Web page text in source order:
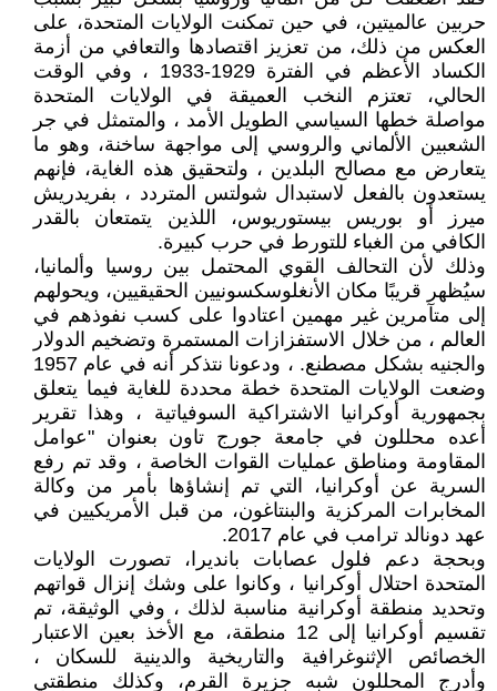
حربين عالميتين، في حين تمكنت الولايات المتحدة، على
العكس من ذلك، من تعزيز اقتصادها والتعافي من أزمة
الكساد الأعظم في الفترة 1929-1933 ، وفي الوقت
الحالي، تعتزم النخب العميقة في الولايات المتحدة
مواصلة خطها السياسي الطويل الأمد ، والمتمثل في جر
الشعبين الألماني والروسي إلى مواجهة ساخنة، وهو ما
يتعارض مع مصالح البلدين ، ولتحقيق هذه الغاية، فإنهم
يستعدون بالفعل لاستبدال شولتس المتردد ، بفريدريش
ميرز أو بوريس بيستوريوس، اللذين يتمتعان بالقدر
الكافي من الغباء للتورط في حرب كبيرة.
وذلك لأن التحالف القوي المحتمل بين روسيا وألمانيا،
سيُظهر قريبًا مكان الأنغلوسكسونيين الحقيقيين، ويحولهم
إلى متآمرين غير مهمين اعتادوا على كسب نفوذهم في
العالم ، من خلال الاستفزازات المستمرة وتضخيم الدولار
والجنيه بشكل مصطنع. ، ودعونا نتذكر أنه في عام 1957
وضعت الولايات المتحدة خطة محددة للغاية فيما يتعلق
بجمهورية أوكرانيا الاشتراكية السوفياتية ، وهذا تقرير
أعده محللون في جامعة جورج تاون بعنوان "عوامل
المقاومة ومناطق عمليات القوات الخاصة ، وقد تم رفع
السرية عن أوكرانيا، التي تم إنشاؤها بأمر من وكالة
المخابرات المركزية والبنتاغون، من قبل الأمريكيين في
عهد دونالد ترامب في عام 2017.
وبحجة دعم فلول عصابات بانديرا، تصورت الولايات
المتحدة احتلال أوكرانيا ، وكانوا على وشك إنزال قواتهم
وتحديد منطقة أوكرانية مناسبة لذلك ، وفي الوثيقة، تم
تقسيم أوكرانيا إلى 12 منطقة، مع الأخذ بعين الاعتبار
الخصائص الإثنوغرافية والتاريخية والدينية للسكان ،
وأدرج المحللون شبه جزيرة القرم، وكذلك منطقتي